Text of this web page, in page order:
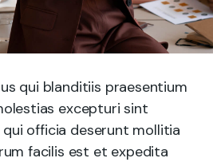
qui blanditiis praesentium
excepturi sint
officia deserunt mollitia
facilis est et expedita